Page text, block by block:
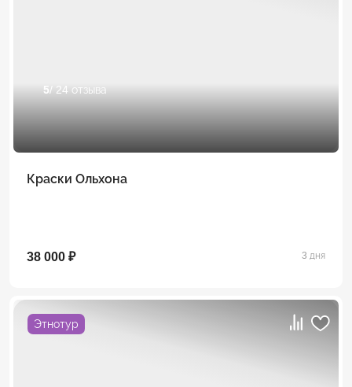
5/ 24 отзыва
Краски Ольхона
38 000 ₽ 3 дня
Этнотур